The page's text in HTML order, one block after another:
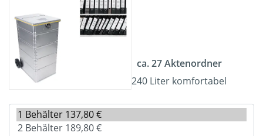
ca. 27 Aktenordner
240 Liter komfortabel